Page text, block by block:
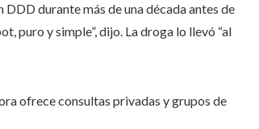
durante más de una década antes de
puro y simple”, dijo. La droga lo llevó “al
ofrece consultas privadas y grupos de